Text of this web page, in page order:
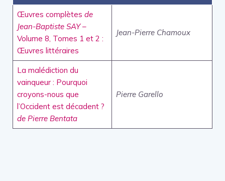
Œuvres complètes de
Jean-Baptiste SAY–
Volume 8, Tomes 1 et 2 :
Œuvres littéraires
Jean-Pierre Chamoux
La malédiction du
vainqueur : Pourquoi
croyons-nous que
l’Occident est décadent ?
de Pierre Bentata
Pierre Garello